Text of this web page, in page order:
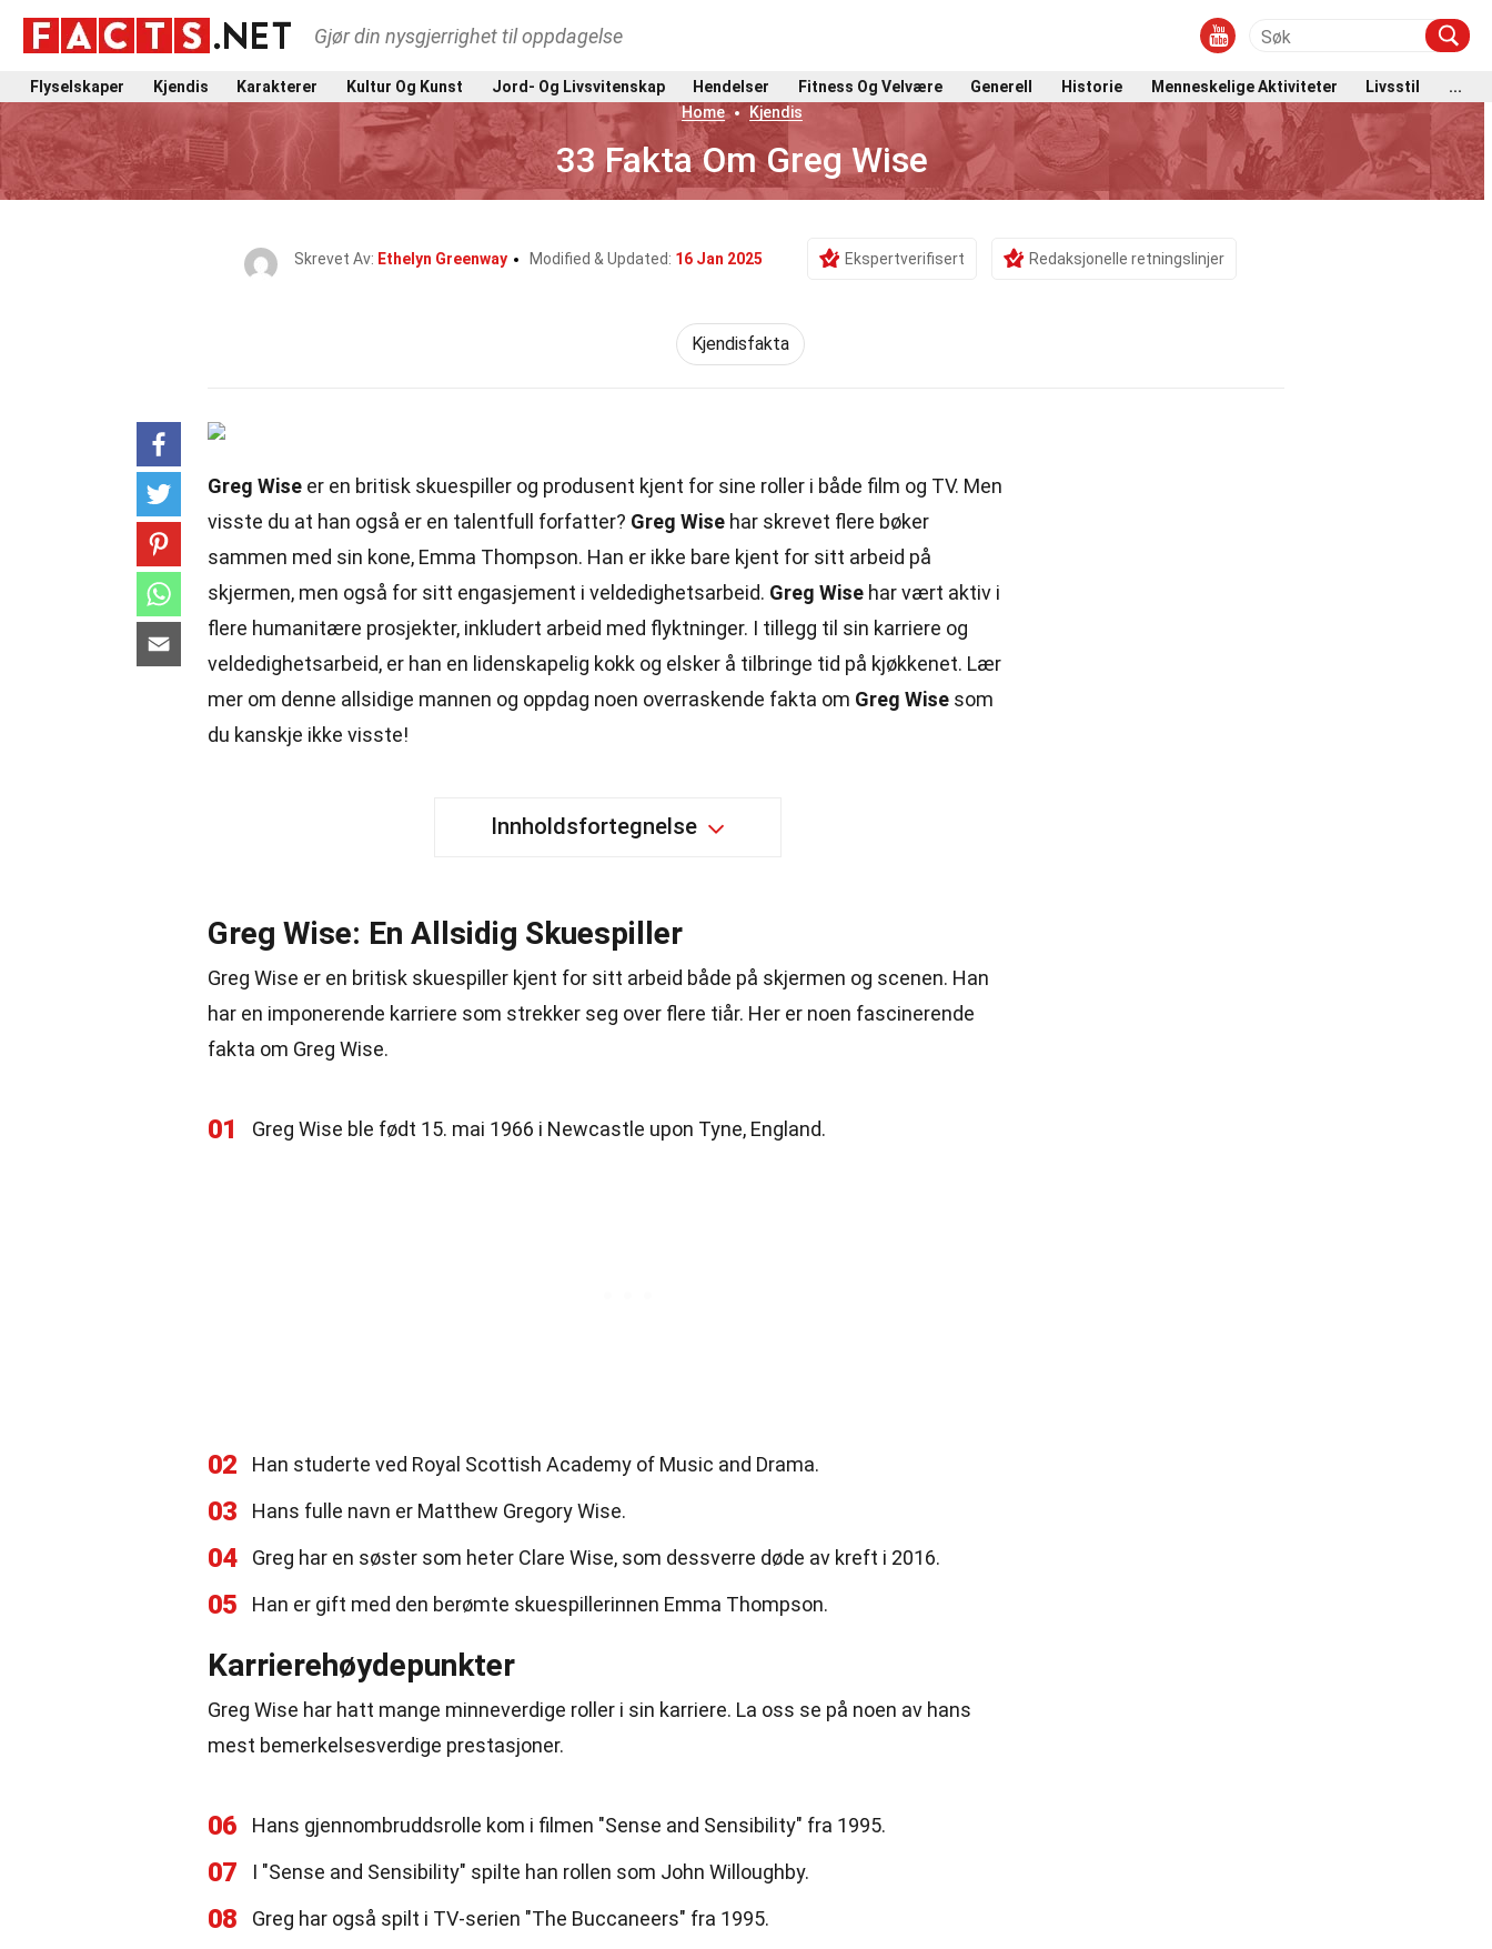
Gjør din nysgjerrighet til oppdagelse
Flyselskaper Kjendis Karakterer Kultur Og Kunst Jord- Og Livsvitenskap Hendelser Fitness Og Velvære Generell Historie Menneskelige Aktiviteter Livsstil
...
Home
Kjendis
33 Fakta Om Greg Wise
Skrevet Av: Ethelyn Greenway Modified & Updated: 16 Jan 2025 Ekspertverifisert Redaksjonelle retningslinjer
Kjendisfakta
Greg Wise er en britisk skuespiller og produsent kjent for sine roller i både film og TV. Men
visste du at han også er en talentfull forfatter? Greg Wise har skrevet flere bøker
sammen med sin kone, Emma Thompson. Han er ikke bare kjent for sitt arbeid på
skjermen, men også for sitt engasjement i veldedighetsarbeid. Greg Wise har vært aktiv i
flere humanitære prosjekter, inkludert arbeid med flyktninger. I tillegg til sin karriere og
veldedighetsarbeid, er han en lidenskapelig kokk og elsker å tilbringe tid på kjøkkenet. Lær
mer om denne allsidige mannen og oppdag noen overraskende fakta om Greg Wise som
du kanskje ikke visste!
Innholdsfortegnelse
Greg Wise: En Allsidig Skuespiller
Greg Wise er en britisk skuespiller kjent for sitt arbeid både på skjermen og scenen. Han
har en imponerende karriere som strekker seg over flere tiår. Her er noen fascinerende
fakta om Greg Wise.
01 Greg Wise ble født 15. mai 1966 i Newcastle upon Tyne, England.
02 Han studerte ved Royal Scottish Academy of Music and Drama.
03 Hans fulle navn er Matthew Gregory Wise.
04 Greg har en søster som heter Clare Wise, som dessverre døde av kreft i 2016.
05 Han er gift med den berømte skuespillerinnen Emma Thompson.
Karrierehøydepunkter
Greg Wise har hatt mange minneverdige roller i sin karriere. La oss se på noen av hans
mest bemerkelsesverdige prestasjoner.
06 Hans gjennombruddsrolle kom i filmen "Sense and Sensibility" fra 1995.
07 I "Sense and Sensibility" spilte han rollen som John Willoughby.
08 Greg har også spilt i TV-serien "The Buccaneers" fra 1995.